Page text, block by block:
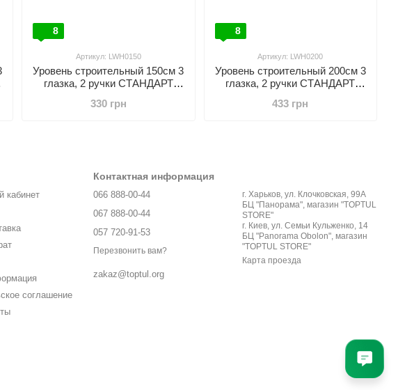
8
Артикул: LWH0150
Уровень строительный 150см 3
глазка, 2 ручки СТАНДАРТ
330 грн
8
Артикул: LWH0200
Уровень строительный 200см 3
глазка, 2 ручки СТАНДАРТ
433 грн
кабинет
соглашение
Контактная информация
066 888-00-44
067 888-00-44
057 720-91-53
Перезвонить вам?
zakaz@toptul.org
г. Харьков, ул. Клочковская, 99А
БЦ "Панорама", магазин "TOPTUL
STORE"
г. Киев, ул. Семьи Кульженко, 14
БЦ "Panorama Obolon", магазин
"TOPTUL STORE"
Карта проезда